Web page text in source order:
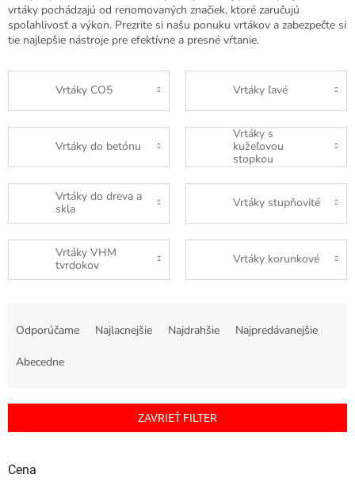
vrtáky pochádzajú od renomovaných značiek, ktoré zaručujú
spoľahlivosť a výkon. Prezrite si našu ponuku vrtákov a zabezpečte si
tie najlepšie nástroje pre efektívne a presné vŕtanie.
Vrtáky CO5 Vrtáky ľavé
Vrtáky do betónu
Vrtáky s
kužeľovou
stopkou
Vrtáky do dreva a
skla
Vrtáky stupňovité
Vrtáky VHM
tvrdokov
Vrtáky korunkové
p
o
Odporúčame Najlacnejšie Najdrahšie Najpredávanejšie
Abecedne
ZAVRIEŤ FILTER
Cena